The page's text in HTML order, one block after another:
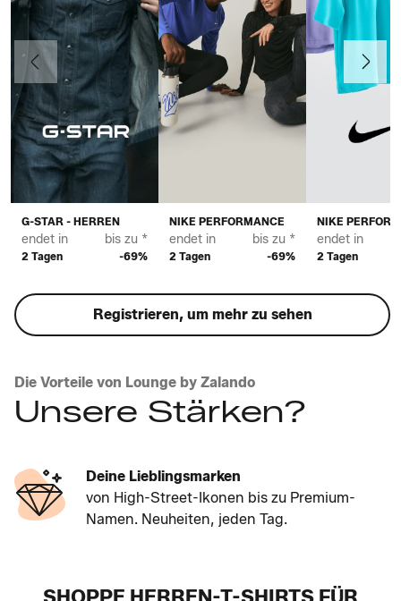
G-STAR - HERREN
endet in
2 Tagen
bis zu *
-69%
NIKE PERFORMANCE
endet in
2 Tagen
bis zu *
-69%
NIKE
endet in
2 Tagen
Vorherige Weiter
Registrieren, um mehr zu sehen
Die Vorteile von Lounge by Zalando
Unsere Stärken?
Deine Lieblingsmarken
von High-Street-Ikonen bis zu Premium-
Namen. Neuheiten, jeden Tag.